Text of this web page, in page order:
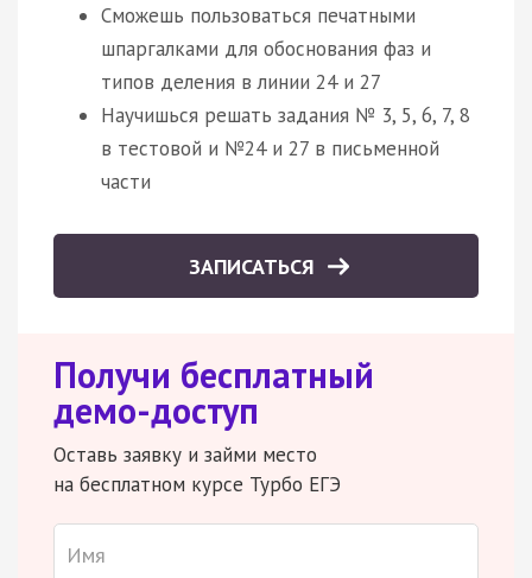
Сможешь пользоваться печатными
шпаргалками для обоснования фаз и
типов деления в линии 24 и 27
Научишься решать задания № 3, 5, 6, 7, 8
в тестовой и №24 и 27 в письменной
части
ЗАПИСАТЬСЯ
Получи бесплатный
демо-доступ
Оставь заявку и займи место
на бесплатном курсе Турбо ЕГЭ